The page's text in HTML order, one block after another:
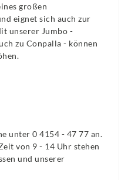
großen
eignet sich auch zur
unserer Jumbo -
zu Conpalla - können
unter 0 4154 - 47 77 an.
von 9 - 14 Uhr stehen
und unserer